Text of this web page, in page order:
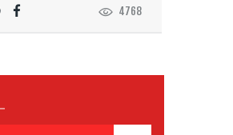
4768